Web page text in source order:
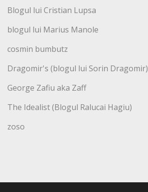
Blogul lui Cristian Lupsa
blogul lui Marius Manole
cosmin bumbutz
Dragomir's (blogul lui Sorin Dragomir)
George Zafiu aka Zaff
The Idealist (Blogul Ralucai Hagiu)
zoso